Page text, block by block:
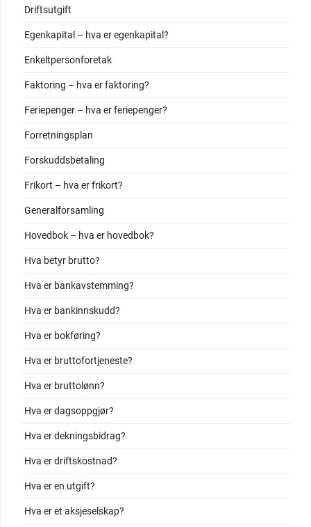
Driftsutgift
Egenkapital – hva er egenkapital?
Enkeltpersonforetak
Faktoring – hva er faktoring?
Feriepenger – hva er feriepenger?
Forretningsplan
Forskuddsbetaling
Frikort – hva er frikort?
Generalforsamling
Hovedbok – hva er hovedbok?
Hva betyr brutto?
Hva er bankavstemming?
Hva er bankinnskudd?
Hva er bokføring?
Hva er bruttofortjeneste?
Hva er bruttolønn?
Hva er dagsoppgjør?
Hva er dekningsbidrag?
Hva er driftskostnad?
Hva er en utgift?
Hva er et aksjeselskap?